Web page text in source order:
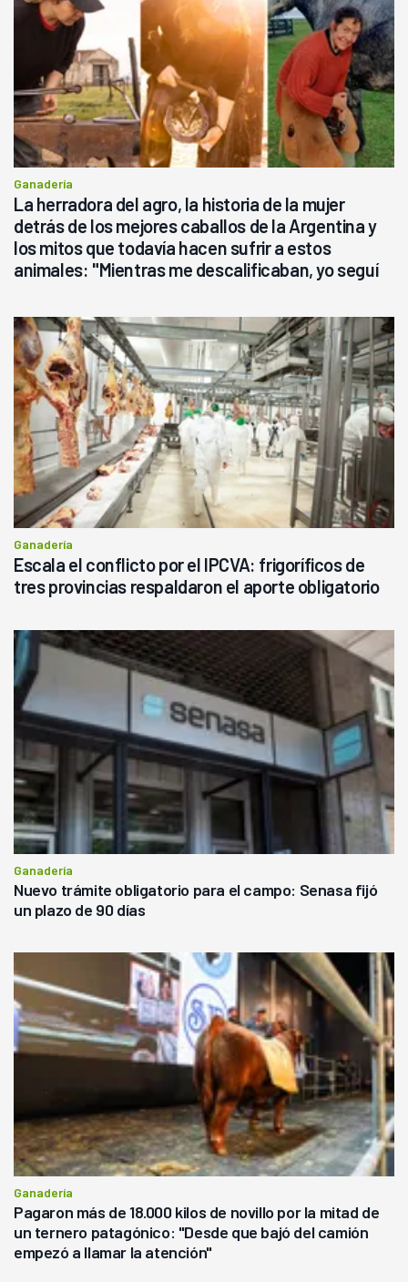
Ganadería
La herradora del agro, la historia de la mujer
detrás de los mejores caballos de la Argentina y
los mitos que todavía hacen sufrir a estos
animales: "Mientras me descalificaban, yo seguí
Ganadería
Escala el conflicto por el IPCVA: frigoríficos de
tres provincias respaldaron el aporte obligatorio
Ganadería
Nuevo trámite obligatorio para el campo: Senasa fijó
un plazo de 90 días
Ganadería
Pagaron más de 18.000 kilos de novillo por la mitad de
un ternero patagónico: "Desde que bajó del camión
empezó a llamar la atención"